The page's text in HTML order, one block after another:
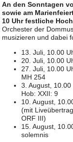
An den Sonntagen
sowie am
10 Uhr festliche
Orchester der
musizieren und dabei
13. Juli, 10.00
20. Juli, 10.00
27. Juli, 10.00
MH 254
3. August,
Hob: XXII: 9
10. August,
(mit
ORF III)
15. August,
solemnis